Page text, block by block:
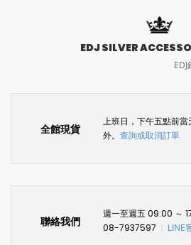
EDJ SILVER
全館現貨
上班日，下午五點前
外。 查詢或取消訂單
聯絡我們
週一至週五 09:00 ～
08-7937597
LINE